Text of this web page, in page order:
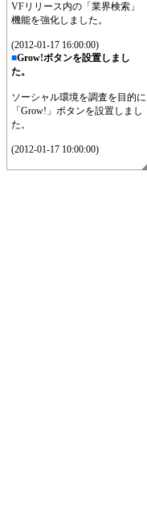
VFリリース内の「業界検索」
機能を強化しました。
(2012-01-17 16:00:00)
■Grow!ボタンを設置しまし
た。
ソーシャル環境を調査を目的に
「Grow!」ボタンを設置しまし
た。
(2012-01-17 10:00:00)